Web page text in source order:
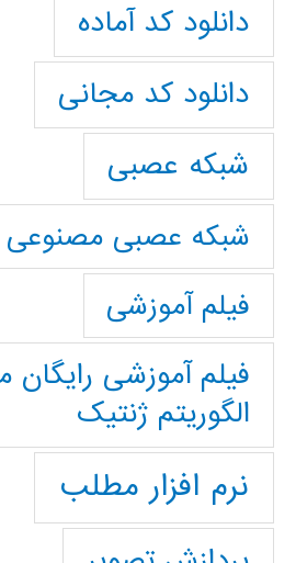
دانلود کد آماده
دانلود کد مجانی
شبکه عصبی
شبکه عصبی مصنوعی
فیلم آموزشی
فیلم آموزشی رایگان
الگوریتم ژنتیک
نرم افزار مطلب